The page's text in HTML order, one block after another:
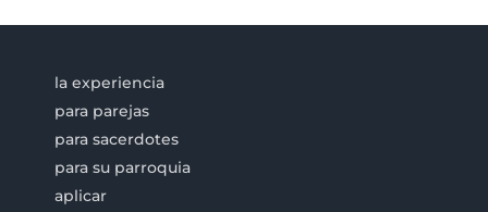
la experiencia
para parejas
para sacerdotes
para su parroquia
aplicar